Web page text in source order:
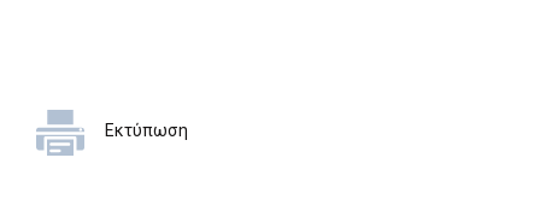
Εκτύπωση